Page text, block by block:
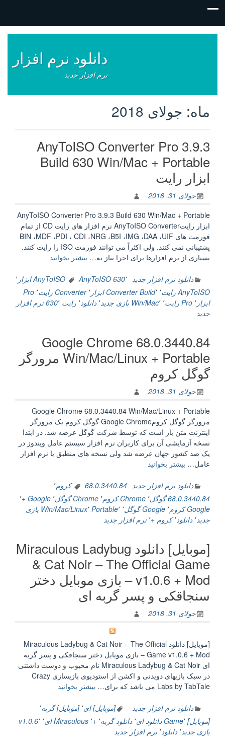
نوشته‌ها
دانلود نرم افزار
نرم افزار جدید
ماه: جولای 2018
AnyToISO Converter Pro 3.9.3
Build 630 Win/Mac + Portable
ابزار رایت
جولای 31, 2018
AnyToISO Converter Pro 3.9.3 Build 630 Win/Mac + Portable
ابزار رایتAnyToISO Converter نرم افزار های رایت CD از تمام
فورمت های BIN ،MDF ،PDI ، CDI ،NRG ،B5I ،IMG ،DAA ،UIF
پشتیبانی نمی کنند. ولی اکثراً می توانند فورمت ISO را رایت کنند.
بسیاری از نرم افزارها برای اجرا نیاز به… بیشتر بخوانید
Pro
3.9.3
Build
630
Portable
رایت”
دانلود نرم افزار جدید AnyToISO 630٬ AnyToISO ابزار
٬
AnyToISO رایت
٬ Build٬ Converter ابزار ٬ Converter رایت ٬ Pro
ابزار ٬ Pro رایت ٬ Win/Mac٬ بازی جدید٬ دانلود٬ رایت 630 ٬
نرم افزار
جدید
Google Chrome 68.0.3440.84
Win/Mac/Linux + Portable مرورگر
گوگل کروم
جولای 31, 2018
Google Chrome 68.0.3440.84 Win/Mac/Linux + Portable
مرورگر گوگل کرومGoogle Chrome گوگل کروم یک مرورگر
اینترنت متن‌ باز است که توسط شرکت گوگل عرضه شد. در ابتدا
نسخه آزمایشی آن برای کاربران نرم افزار سیستم عامل ویندوز در
یک صد کشور جهان عرضه شد ولی نسخه های منطبق با نرم افزار
عامل… بیشتر بخوانید
68.0.3440.84
Win/Mac/Linux
+
Portable
مرورگر
کروم”
دانلود نرم افزار جدید 68.0.3440.84 کروم
٬
68.0.3440.84 گوگل
٬ Chrome کروم ٬ Chrome گوگل ٬ Google + ٬
Google کروم
٬ Google گوگل ٬ Portable٬ Win/Mac/Linux٬
بازی
جدید٬ دانلود٬ کروم +٬ نرم افزار جدید
[موبایل] دانلود Miraculous Ladybug
& Cat Noir – The Official Game
v1.0.6 + Mod – بازی موبایل دختر
سنجاقکی و پسر گربه ای
جولای 31, 2018
[موبایل] دانلود Miraculous Ladybug & Cat Noir – The Official
Game v1.0.6 + Mod – بازی موبایل دختر سنجاقکی و پسر گربه
ای Miraculous Ladybug & Cat Noir نام محبوب و دوست داشتنی
در سبک بازیهای دویدنی و اکشن از استودیوی بازیسازی Crazy
Labs by TabTale می باشد که برای…
بیشتر بخوانید
Miraculous
Ladybug
دانلود نرم افزار جدید [موبایل] ای٬ [موبایل] گربه٬
[موبایل] Game ٬ دانلود ای٬ دانلود گربه٬ +٬ Miraculous ای ٬ v1.0.6٬
بازی جدید٬ دانلود٬ نرم افزار جدید